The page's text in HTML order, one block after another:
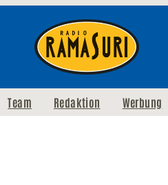
Team Redaktion Werbung